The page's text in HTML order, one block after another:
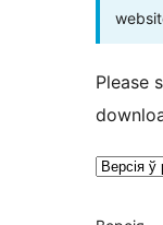
Please
Мета